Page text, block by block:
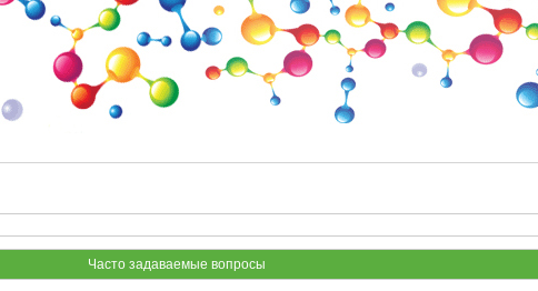
Часто задаваемые вопросы